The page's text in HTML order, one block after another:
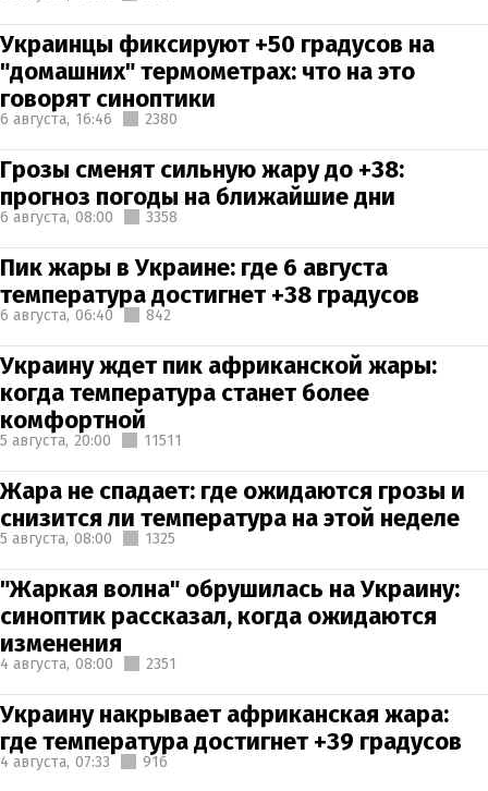
Украинцы фиксируют +50 градусов на
"домашних" термометрах: что на это
говорят синоптики
6 августа, 16:46 2380
Грозы сменят сильную жару до +38:
прогноз погоды на ближайшие дни
6 августа, 08:00 3358
Пик жары в Украине: где 6 августа
температура достигнет +38 градусов
6 августа, 06:40 842
Украину ждет пик африканской жары:
когда температура станет более
комфортной
5 августа, 20:00 11511
Жара не спадает: где ожидаются грозы и
снизится ли температура на этой неделе
5 августа, 08:00 1325
"Жаркая волна" обрушилась на Украину:
синоптик рассказал, когда ожидаются
изменения
4 августа, 08:00 2351
Украину накрывает африканская жара:
где температура достигнет +39 градусов
4 августа, 07:33 916